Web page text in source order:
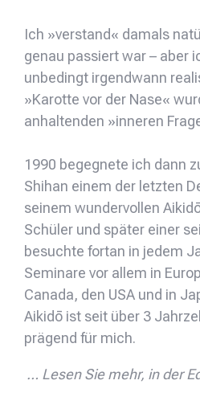
Ich »verstand« damals
genau passiert war – aber
unbedingt irgendwann
»Karotte vor der Nase«
anhaltenden »inneren
1990 begegnete ich dann
Shihan einem der letzten
seinem wundervollen
Schüler und später einer
besuchte fortan in jedem
Seminare vor allem in
Canada, den USA und in
Aikidō ist seit über 3
prägend für mich.
… Lesen Sie mehr, in der